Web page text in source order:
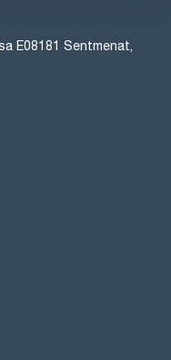
E08181 Sentmenat,